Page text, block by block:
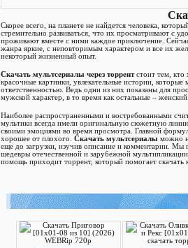
Скорее всего, на планете не найдется человека,
стремительно развиваться, что их просматривают с
проживают вместе с ними каждое приключение.
жанра яркие, с неповторимым характером и все их
некоторый жизненный опыт.
Скачать мультсериалы через торрентстоит тем, кто
красочные картинки, увлекательные истории,
ответственностью. Ведь одни из них показаны для
мужской характер, в то время как остальные –
Наиболее распространенными и востребованными
мультики всегда имели оригинальную сюжетную
своими эмоциями во время просмотра. Главной
хорошее от плохого. Скачать мультсериалы можно
еще до загрузки, изучив описание и комментарии.
шедевры отечественной и зарубежной
помощь приходит торрент, который помогает